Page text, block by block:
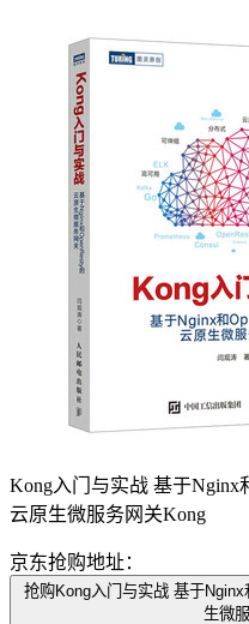
Kong入门与实战 基于Nginx
云原生微服务网关Kong
京东抢购地址：
抢购Kong入门与实战 基于
生微